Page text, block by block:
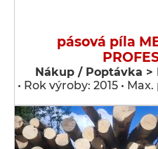
pásová píla
Nákup / Poptávka >
• Rok výroby: 2015 •